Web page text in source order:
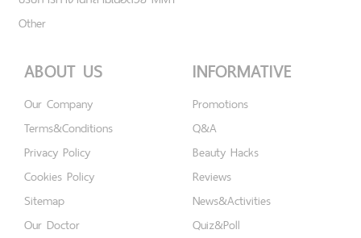
Other
ABOUT US
Our Company
Terms&Conditions
Privacy Policy
Cookies Policy
Sitemap
Our Doctor
INFORMATIVE
Promotions
Q&A
Beauty Hacks
Reviews
News&Activities
Quiz&Poll